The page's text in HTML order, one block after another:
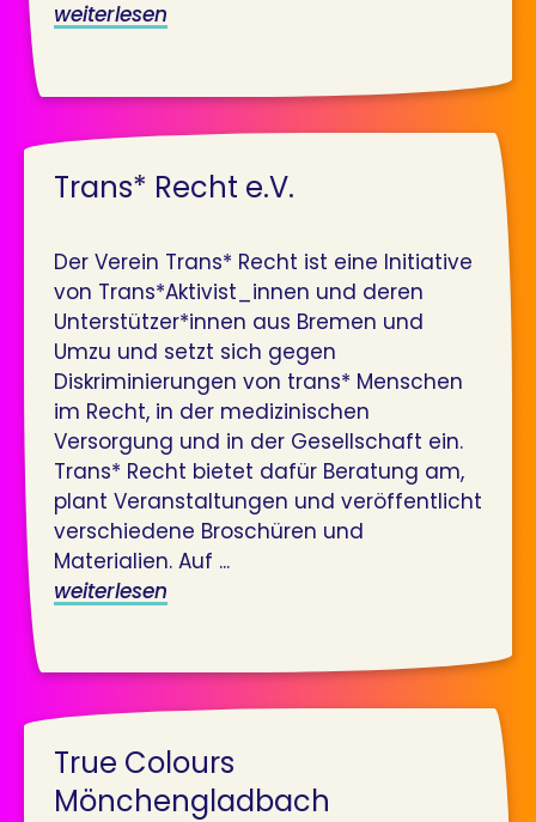
weiterlesen
Trans* Recht e.V.
Der Verein Trans* Recht ist eine Initiative
von Trans*Aktivist_innen und deren
Unterstützer*innen aus Bremen und
Umzu und setzt sich gegen
Diskriminierungen von trans* Menschen
im Recht, in der medizinischen
Versorgung und in der Gesellschaft ein.
Trans* Recht bietet dafür Beratung am,
plant Veranstaltungen und veröffentlicht
verschiedene Broschüren und
Materialien. Auf ...
weiterlesen
True Colours
Mönchengladbach